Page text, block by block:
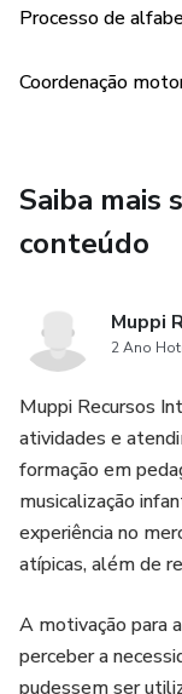
Processo de
Coordenação
Saiba mais
conteúdo
Muppi
2 Ano
Muppi Recursos
atividades e
formação em
musicalização
experiência no
atípicas, além de
A motivação para
perceber a
pudessem ser